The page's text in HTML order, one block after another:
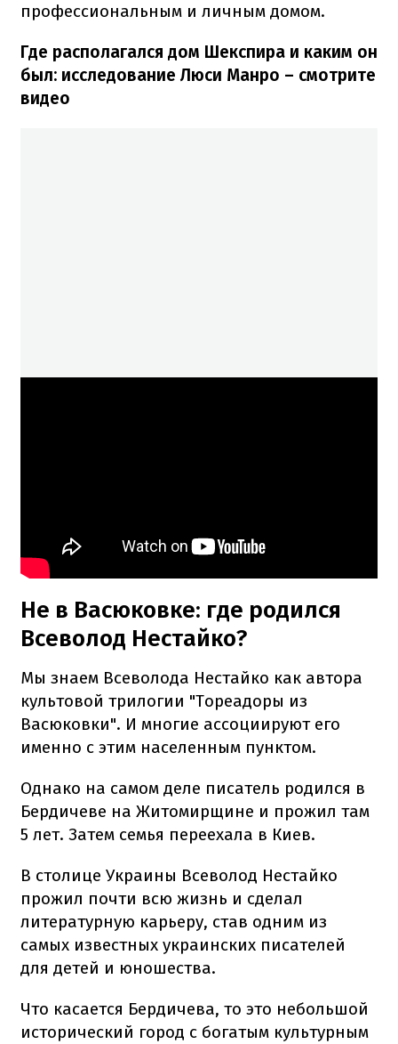
профессиональным и личным домом.
Где располагался дом Шекспира и каким он
был: исследование Люси Манро – смотрите
видео
Не в Васюковке: где родился
Всеволод Нестайко?
Мы знаем Всеволода Нестайко как автора
культовой трилогии "Тореадоры из
Васюковки". И многие ассоциируют его
именно с этим населенным пунктом.
Однако на самом деле писатель родился в
Бердичеве на Житомирщине и прожил там
5 лет. Затем семья переехала в Киев.
В столице Украины Всеволод Нестайко
прожил почти всю жизнь и сделал
литературную карьеру, став одним из
самых известных украинских писателей
для детей и юношества.
Что касается Бердичева, то это небольшой
исторический город с богатым культурным